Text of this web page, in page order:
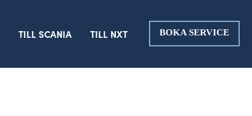
TILL SCANIA TILL NXT BOKA SERVICE